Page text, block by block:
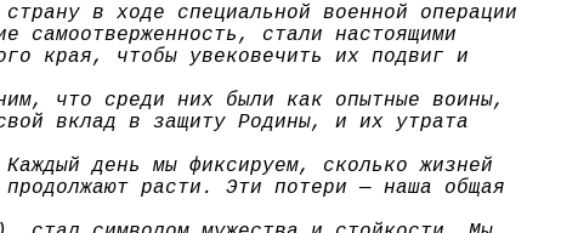
в ходе специальной военной операции
стали настоящими
края, чтобы увековечить их подвиг и
что среди них были как опытные воины,
вклад в защиту Родины, и их утрата
день мы фиксируем, сколько жизней
расти. Эти потери — наша общая